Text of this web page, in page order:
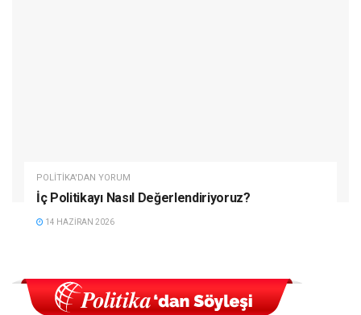
POLITIKA'DAN YORUM
İç Politikayı Nasıl Değerlendiriyoruz?
14 HAZIRAN 2026